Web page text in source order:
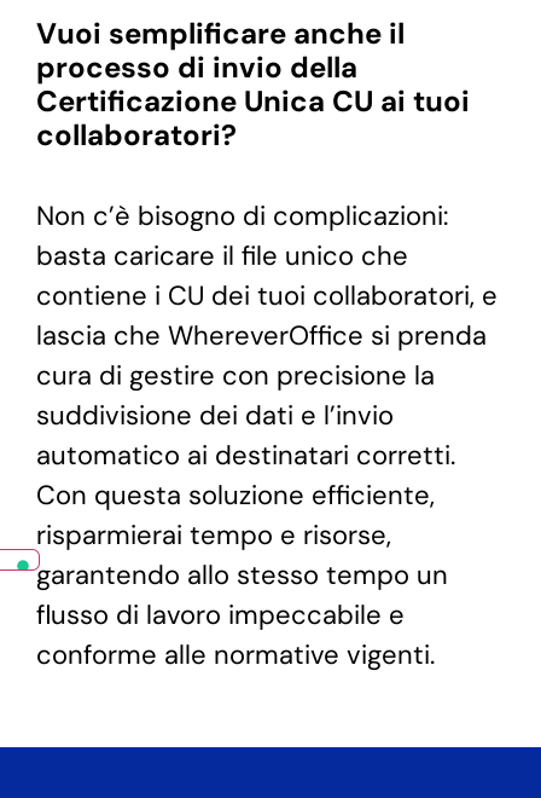
Vuoi semplificare anche il
processo di invio della
Certificazione Unica CU ai tuoi
collaboratori?
Non c’è bisogno di complicazioni:
basta caricare il file unico che
contiene i CU dei tuoi collaboratori, e
lascia che WhereverOffice si prenda
cura di gestire con precisione la
suddivisione dei dati e l’invio
automatico ai destinatari corretti.
Con questa soluzione efficiente,
risparmierai tempo e risorse,
garantendo allo stesso tempo un
flusso di lavoro impeccabile e
conforme alle normative vigenti.